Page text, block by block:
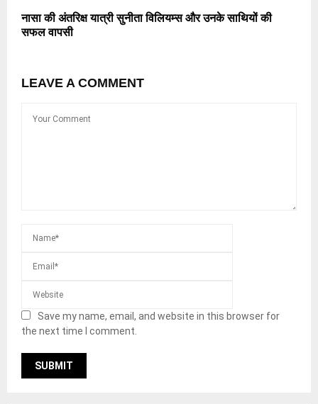
नासा की अंतरिक्ष यात्री सुनीता विलियम्स और उनके साथियों की
सफल वापसी
LEAVE A COMMENT
Save my name, email, and website in this browser for
the next time I comment.